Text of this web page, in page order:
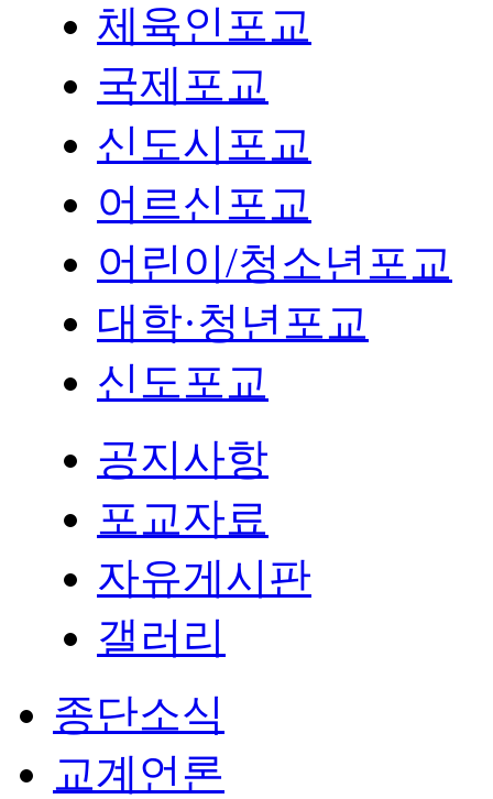
체육인포교
국제포교
신도시포교
어르신포교
어린이/청소년포교
대학·청년포교
신도포교
공지사항
포교자료
자유게시판
갤러리
종단소식
교계언론